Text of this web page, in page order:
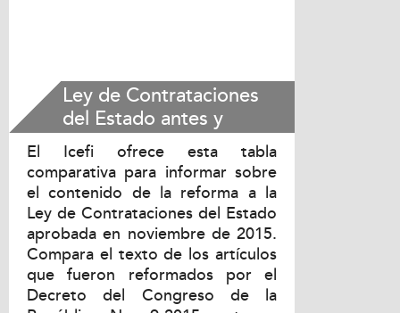
Ley de Contrataciones
del Estado antes y
después de reforma
El Icefi ofrece esta tabla
comparativa para informar sobre
el contenido de la reforma a la
Ley de Contrataciones del Estado
aprobada en noviembre de 2015.
Compara el texto de los artículos
que fueron reformados por el
Decreto del Congreso de la